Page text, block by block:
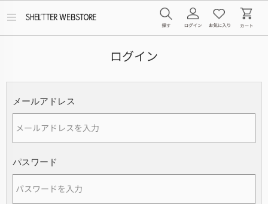
メ
ログイン
メールアドレス
パスワード